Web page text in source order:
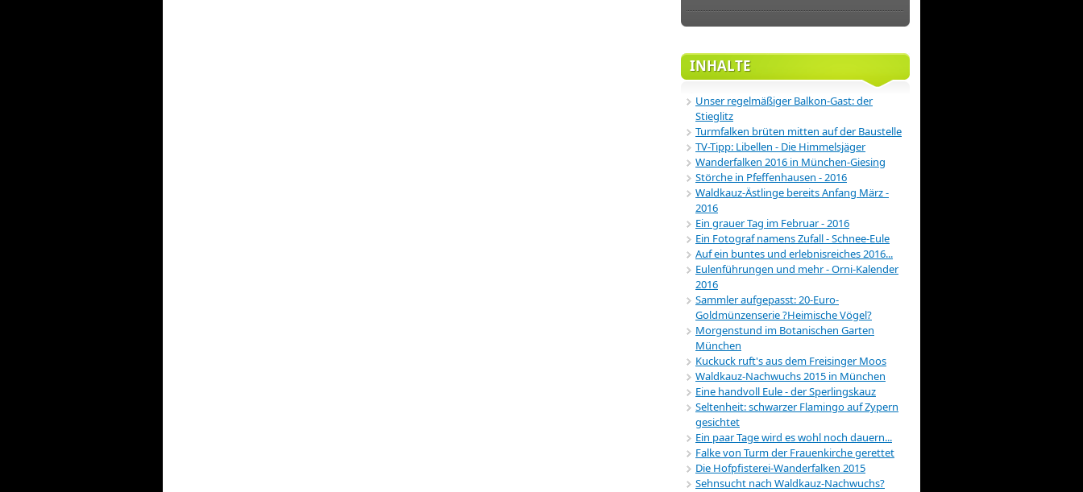
INHALTE
Unser regelmäßiger Balkon-Gast: der
Stieglitz
Turmfalken brüten mitten auf der Baustelle
TV-Tipp: Libellen - Die Himmelsjäger
Wanderfalken 2016 in München-Giesing
Störche in Pfeffenhausen - 2016
Waldkauz-Ästlinge bereits Anfang März -
2016
Ein grauer Tag im Februar - 2016
Ein Fotograf namens Zufall - Schnee-Eule
Auf ein buntes und erlebnisreiches 2016...
Eulenführungen und mehr - Orni-Kalender
2016
Sammler aufgepasst: 20-Euro-
Goldmünzenserie ?Heimische Vögel?
Morgenstund im Botanischen Garten
München
Kuckuck ruft's aus dem Freisinger Moos
Waldkauz-Nachwuchs 2015 in München
Eine handvoll Eule - der Sperlingskauz
Seltenheit: schwarzer Flamingo auf Zypern
gesichtet
Ein paar Tage wird es wohl noch dauern...
Falke von Turm der Frauenkirche gerettet
Die Hofpfisterei-Wanderfalken 2015
Sehnsucht nach Waldkauz-Nachwuchs?